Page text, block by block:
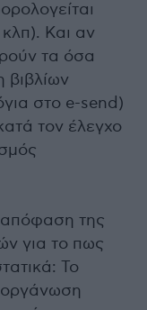
Και αν
τα όσα
βιβλίων
στο e-send)
τον έλεγχο
απόφαση της
για το πως
Το